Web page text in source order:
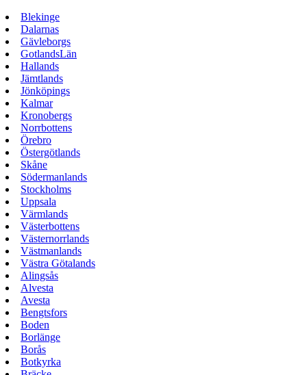
Blekinge
Dalarnas
Gävleborgs
GotlandsLän
Hallands
Jämtlands
Jönköpings
Kalmar
Kronobergs
Norrbottens
Örebro
Östergötlands
Skåne
Södermanlands
Stockholms
Uppsala
Värmlands
Västerbottens
Västernorrlands
Västmanlands
Västra Götalands
Alingsås
Alvesta
Avesta
Bengtsfors
Boden
Borlänge
Borås
Botkyrka